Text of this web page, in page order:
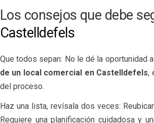
Los consejos que debe
Castelldefels
Que todos sepan: No le dé la oportunidad
de un local comercial en Castelldefels,
del proceso.
Haz una lista, revísala dos veces:
Requiere una planificación cuidadosa y